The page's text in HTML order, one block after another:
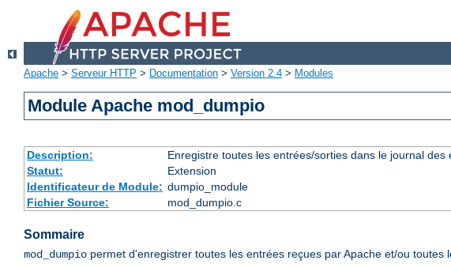
Apache > Serveur HTTP > Documentation > Version 2.4 > Modules
Module Apache mod_dumpio
Description:
Enregistre toutes les entrées/sorties dans le journal
Statut:
Extension
Identificateur de Module: dumpio_module
Fichier Source:
mod_dumpio.c
Sommaire
mod_dumpio permet d'enregistrer toutes les entrées reçues par Apache et/ou